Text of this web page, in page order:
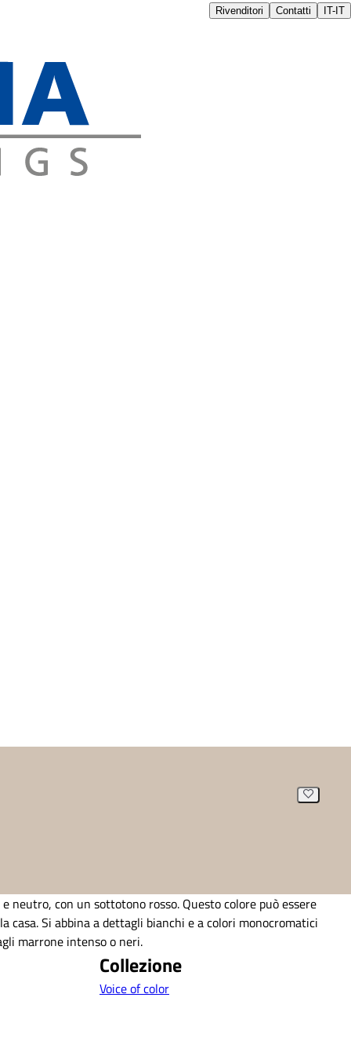
Rivenditori Contatti IT-IT
neutro, con un sottotono rosso. Questo colore può essere
Si abbina a dettagli bianchi e a colori monocromatici
marrone intenso o neri.
Collezione
Voice of color